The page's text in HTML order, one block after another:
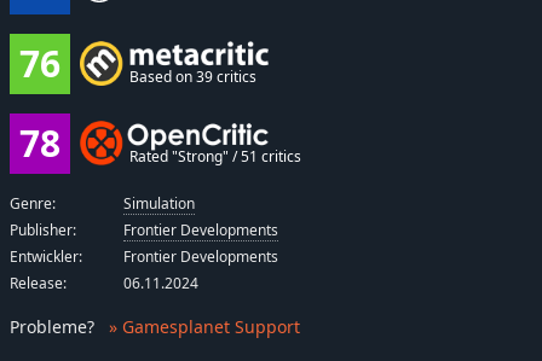
76
Based on 39 critics
78 Rated "Strong" / 51 critics
Genre:
Simulation
Publisher:
Frontier Developments
Entwickler:
Frontier Developments
Release:
06.11.2024
Probleme? » Gamesplanet Support